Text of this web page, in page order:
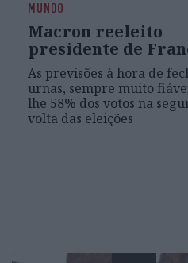
MUNDO
Macron reeleito
presidente de
As previsões à hora de
urnas, sempre muito
lhe 58% dos votos na
volta das eleições